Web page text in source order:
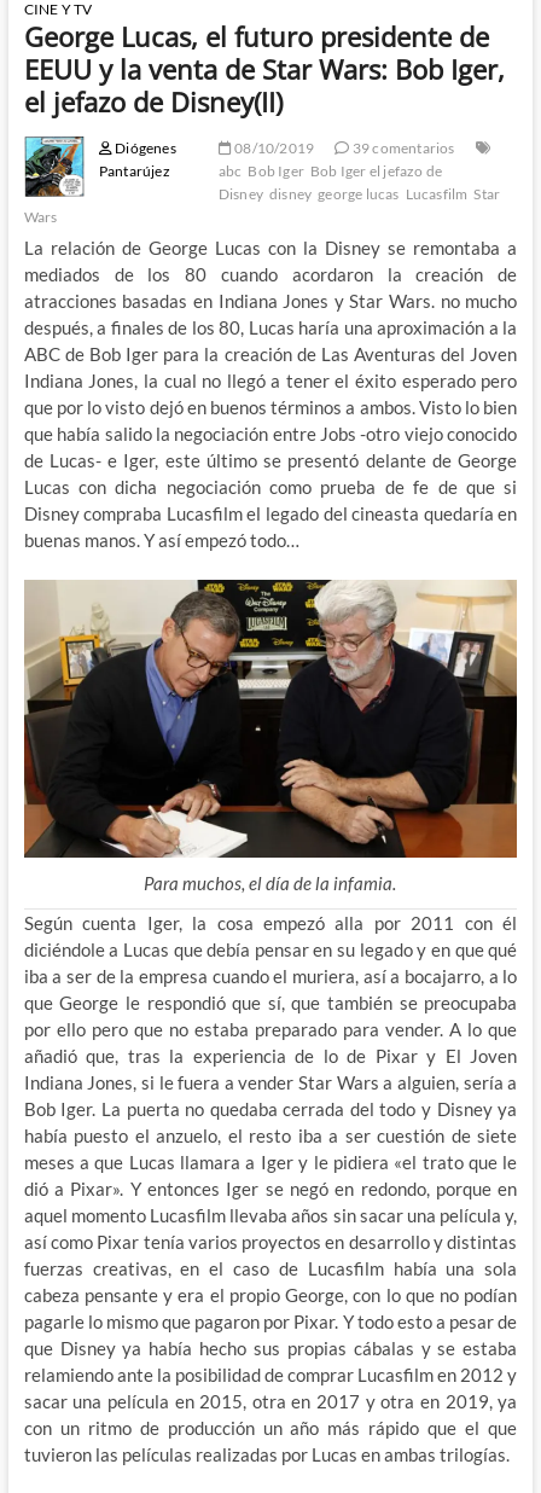
CINE Y TV
George Lucas, el futuro presidente de
EEUU y la venta de Star Wars: Bob Iger,
el jefazo de Disney(II)
Diógenes
Pantarújez
08/10/2019
39 comentarios
abc Bob Iger Bob Iger el jefazo de
Disney disney george lucas Lucasfilm Star
Wars
La relación de George Lucas con la Disney se remontaba a
mediados de los 80 cuando acordaron la creación de
atracciones basadas en Indiana Jones y Star Wars. no mucho
después, a finales de los 80, Lucas haría una aproximación a la
ABC de Bob Iger para la creación de Las Aventuras del Joven
Indiana Jones, la cual no llegó a tener el éxito esperado pero
que por lo visto dejó en buenos términos a ambos. Visto lo bien
que había salido la negociación entre Jobs -otro viejo conocido
de Lucas- e Iger, este último se presentó delante de George
Lucas con dicha negociación como prueba de fe de que si
Disney compraba Lucasfilm el legado del cineasta quedaría en
buenas manos. Y así empezó todo…
Para muchos, el día de la infamia.
Según cuenta Iger, la cosa empezó alla por 2011 con él
diciéndole a Lucas que debía pensar en su legado y en que qué
iba a ser de la empresa cuando el muriera, así a bocajarro, a lo
que George le respondió que sí, que también se preocupaba
por ello pero que no estaba preparado para vender. A lo que
añadió que, tras la experiencia de lo de Pixar y El Joven
Indiana Jones, si le fuera a vender Star Wars a alguien, sería a
Bob Iger. La puerta no quedaba cerrada del todo y Disney ya
había puesto el anzuelo, el resto iba a ser cuestión de siete
meses a que Lucas llamara a Iger y le pidiera «el trato que le
dió a Pixar». Y entonces Iger se negó en redondo, porque en
aquel momento Lucasfilm llevaba años sin sacar una película y,
así como Pixar tenía varios proyectos en desarrollo y distintas
fuerzas creativas, en el caso de Lucasfilm había una sola
cabeza pensante y era el propio George, con lo que no podían
pagarle lo mismo que pagaron por Pixar. Y todo esto a pesar de
que Disney ya había hecho sus propias cábalas y se estaba
relamiendo ante la posibilidad de comprar Lucasfilm en 2012 y
sacar una película en 2015, otra en 2017 y otra en 2019, ya
con un ritmo de producción un año más rápido que el que
tuvieron las películas realizadas por Lucas en ambas trilogías.